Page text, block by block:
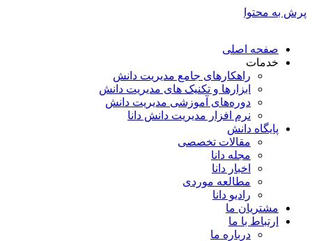
پرش به محتوا
صفحه اصلی
خدمات
راهکارهای جامع مدیریت دانش
ابزارها و تکنیک‌ های مدیریت دانش
دوره‌های آموزشی مدیریت دانش
نرم افزار مدیریت دانش دانا
پایگاه دانش
مقالات تخصصی
مجله دانا
اخبار دانا
مطالعه موردی
رادیو دانا
مشتریان ما
ارتباط با ما
درباره ما